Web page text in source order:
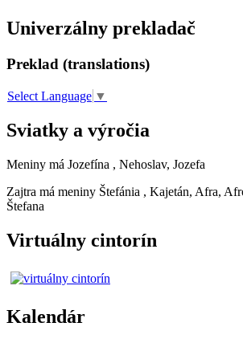
Univerzálny prekladač
Preklad (translations)
Select Language ▼
Sviatky a výročia
Meniny má Jozefína , Nehoslav, Jozefa
Zajtra má meniny Štefánia , Kajetán, Afra,
Štefana
Virtuálny cintorín
Kalendár